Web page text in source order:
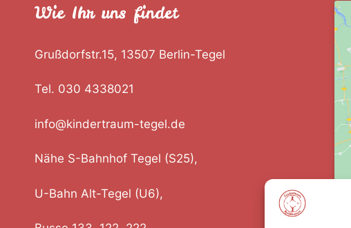
Wie Ihr uns findet
Grußdorfstr.15, 13507 Berlin-Tegel
Tel. 030 4338021
info@kindertraum-tegel.de
Nähe S-Bahnhof Tegel (S25),
U-Bahn Alt-Tegel (U6),